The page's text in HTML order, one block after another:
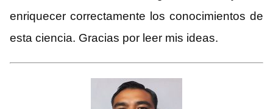
enriquecer correctamente los conocimientos de
esta ciencia. Gracias por leer mis ideas.